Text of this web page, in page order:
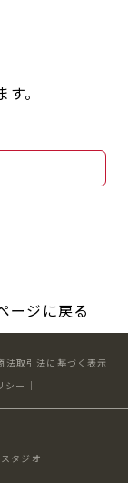
。
ージに戻る
法取引法に基づく表示
シー
タジオ